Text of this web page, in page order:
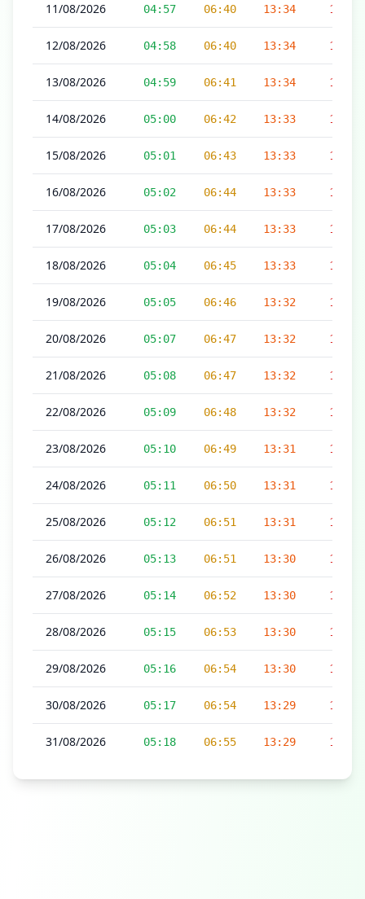
11/08/2026 04:57 06:40 13:34 17:14
12/08/2026 04:58 06:40 13:34 17:14
13/08/2026 04:59 06:41 13:34 17:13
14/08/2026 05:00 06:42 13:33 17:13
15/08/2026 05:01 06:43 13:33 17:13
16/08/2026 05:02 06:44 13:33 17:12
17/08/2026 05:03 06:44 13:33 17:12
18/08/2026 05:04 06:45 13:33 17:11
19/08/2026 05:05 06:46 13:32 17:11
20/08/2026 05:07 06:47 13:32 17:10
21/08/2026 05:08 06:47 13:32 17:09
22/08/2026 05:09 06:48 13:32 17:09
23/08/2026 05:10 06:49 13:31 17:08
24/08/2026 05:11 06:50 13:31 17:08
25/08/2026 05:12 06:51 13:31 17:07
26/08/2026 05:13 06:51 13:30 17:06
27/08/2026 05:14 06:52 13:30 17:06
28/08/2026 05:15 06:53 13:30 17:05
29/08/2026 05:16 06:54 13:30 17:04
30/08/2026 05:17 06:54 13:29 17:04
31/08/2026 05:18 06:55 13:29 17:03